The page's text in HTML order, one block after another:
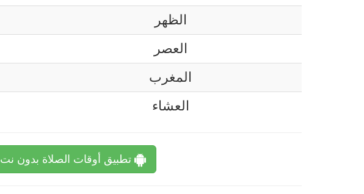
الظهر
العصر
المغرب
العشاء
تطبيق أوقات الصلاة بدون نت